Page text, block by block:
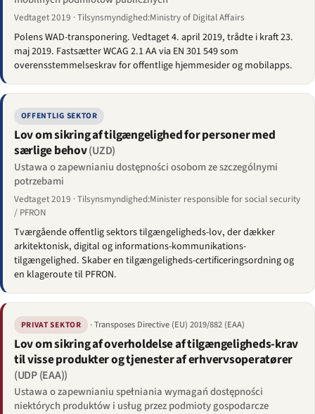
Vedtaget 2019 · Tilsynsmyndighed:Ministry of Digital Affairs
Polens WAD-transponering. Vedtaget 4. april 2019, trådte i kraft 23.
maj 2019. Fastsætter WCAG 2.1 AA via EN 301 549 som
overensstemmelseskrav for offentlige hjemmesider og mobilapps.
OFFENTLIG SEKTOR
Lov om sikring af tilgængelighed for personer med
særlige behov(UZD)
Ustawa o zapewnianiu dostępności osobom ze szczególnymi
potrzebami
Vedtaget 2019 · Tilsynsmyndighed:Minister responsible for social security
/ PFRON
Tværgående offentlig sektors tilgængeligheds-lov, der dækker
arkitektonisk, digital og informations-kommunikations-
tilgængelighed. Skaber en tilgængeligheds-certificeringsordning og
en klageroute til PFRON.
PRIVAT SEKTOR · Transposes Directive (EU) 2019/882 (EAA)
Lov om sikring af overholdelse af tilgængeligheds-krav
til visse produkter og tjenester af erhvervsoperatører
(UDP (EAA))
Ustawa o zapewnianiu spełniania wymagań dostępności
niektórych produktów i usług przez podmioty gospodarcze